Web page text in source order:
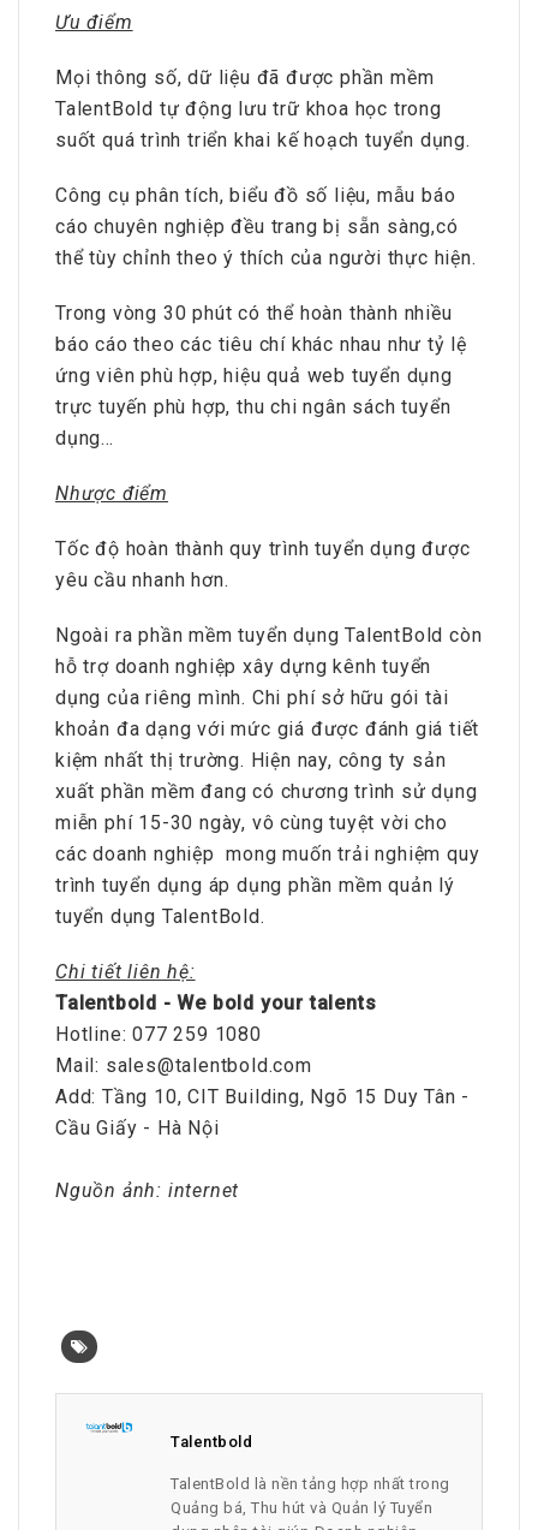
Ưu điểm
Mọi thông số, dữ liệu đã được phần mềm
TalentBold tự động lưu trữ khoa học trong
suốt quá trình triển khai kế hoạch tuyển dụng.
Công cụ phân tích, biểu đồ số liệu, mẫu báo
cáo chuyên nghiệp đều trang bị sẵn sàng,có
thể tùy chỉnh theo ý thích của người thực hiện.
Trong vòng 30 phút có thể hoàn thành nhiều
báo cáo theo các tiêu chí khác nhau như tỷ lệ
ứng viên phù hợp, hiệu quả web tuyển dụng
trực tuyến phù hợp, thu chi ngân sách tuyển
dụng…
Nhược điểm
Tốc độ hoàn thành quy trình tuyển dụng được
yêu cầu nhanh hơn.
Ngoài ra phần mềm tuyển dụng TalentBold còn
hỗ trợ doanh nghiệp xây dựng kênh tuyển
dụng của riêng mình. Chi phí sở hữu gói tài
khoản đa dạng với mức giá được đánh giá tiết
kiệm nhất thị trường. Hiện nay, công ty sản
xuất phần mềm đang có chương trình sử dụng
miễn phí 15-30 ngày, vô cùng tuyệt vời cho
các doanh nghiệp mong muốn trải nghiệm quy
trình tuyển dụng áp dụng phần mềm quản lý
tuyển dụng TalentBold.
Chi tiết liên hệ:
Talentbold - We bold your talents
Hotline: 077 259 1080
Mail: sales@talentbold.com
Add: Tầng 10, CIT Building, Ngõ 15 Duy Tân -
Cầu Giấy - Hà Nội
Nguồn ảnh: internet
Talentbold
TalentBold là nền tảng hợp nhất trong
Quảng bá, Thu hút và Quản lý Tuyển